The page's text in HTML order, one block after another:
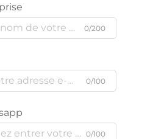
0/200
0/100
0/100